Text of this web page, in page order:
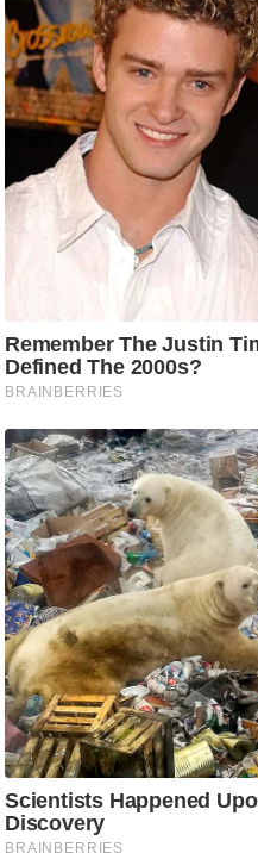
स
मी
क्षा
B
e
N
e
w
s
ला
इ
फ
स्टा
इ
ल
टे
क्नॉ
लॉ
जी
ब्यू
टी